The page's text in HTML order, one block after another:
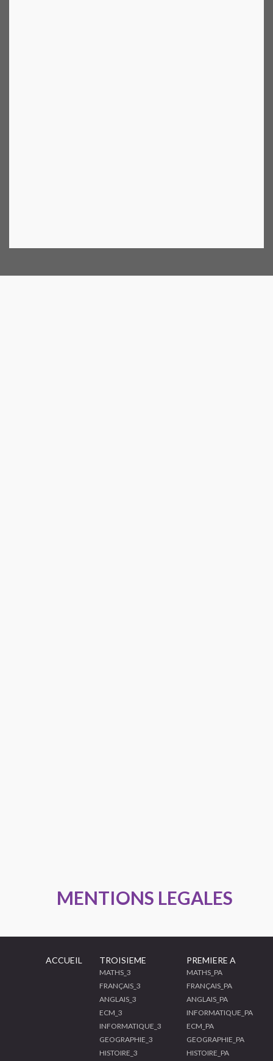
MENTIONS LEGALES
ACCUEIL TROISIEME
MATHS_3
FRANÇAIS_3
ANGLAIS_3
ECM_3
INFORMATIQUE_3
GEOGRAPHIE_3
HISTOIRE_3
PREMIERE A
MATHS_PA
FRANÇAIS_PA
ANGLAIS_PA
INFORMATIQUE_PA
ECM_PA
GEOGRAPHIE_PA
HISTOIRE_PA